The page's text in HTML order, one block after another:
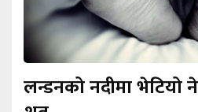
लन्डनको नदीमा भेटियो